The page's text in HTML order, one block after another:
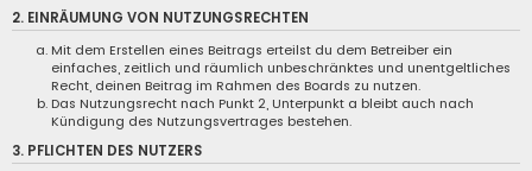
2. EINRÄUMUNG VON NUTZUNGSRECHTEN
Mit dem Erstellen eines Beitrags erteilst du dem Betreiber ein
einfaches, zeitlich und räumlich unbeschränktes und unentgeltliches
Recht, deinen Beitrag im Rahmen des Boards zu nutzen.
Das Nutzungsrecht nach Punkt 2, Unterpunkt a bleibt auch nach
Kündigung des Nutzungsvertrages bestehen.
3. PFLICHTEN DES NUTZERS